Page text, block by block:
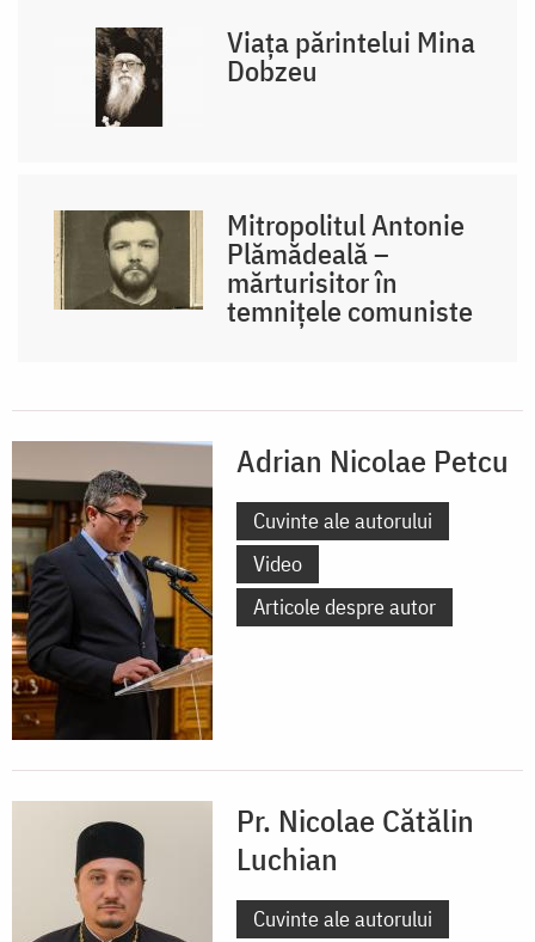
Viața părintelui Mina
Dobzeu
Mitropolitul Antonie
Plămădeală –
mărturisitor în
temnițele comuniste
Adrian Nicolae Petcu
Cuvinte ale autorului
Video
Articole despre autor
Pr. Nicolae Cătălin
Luchian
Cuvinte ale autorului